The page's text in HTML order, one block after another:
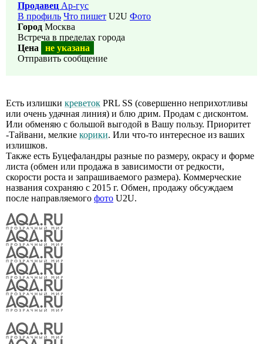
Продавец Ар-гус
В профиль Что пишет U2U Фото
Город Москва
Встреча в пределах города
Цена
не указана
Отправить сообщение
Есть излишки креветок PRL SS (совершенно неприхотливы
или очень удачная линия) и блю дрим. Продам с дисконтом.
Или обменяю с большой выгодой в Вашу пользу. Приоритет
-Тайвани, мелкие корики. Или что-то интересное из ваших
излишков.
Также есть Буцефаландры разные по размеру, окрасу и форме
листа (обмен или продажа в зависимости от редкости,
скорости роста и запрашиваемого размера). Коммерческие
названия сохраняю с 2015 г. Обмен, продажу обсуждаем
после направляемого фото U2U.